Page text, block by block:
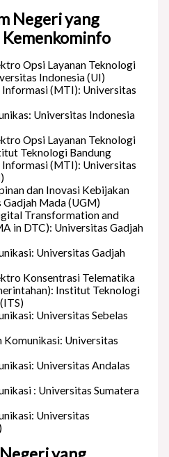
Negeri yang
Opsi Layanan Teknologi
Indonesia (UI)
(MTI): Universitas
Universitas Indonesia
Opsi Layanan Teknologi
Teknologi Bandung
(MTI): Universitas
dan Inovasi Kebijakan
Mada (UGM)
Transformation and
in DTC): Universitas Gadjah
Universitas Gadjah
Konsentrasi Telematika
Institut Teknologi
Universitas Sebelas
Komunikasi: Universitas
Universitas Andalas
: Universitas Sumatera
Universitas